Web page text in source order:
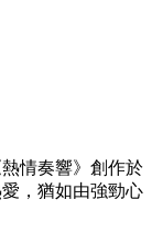
情奏響》創作於
，猶如由強勁心